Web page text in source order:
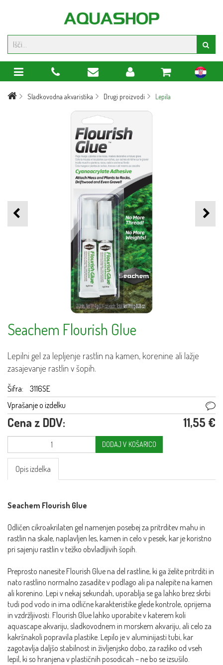
hr
Sladkovodna akvaristika Drugi proizvodi Lepila
Seachem Flourish Glue
Lepilni gel za lepljenje rastlin na kamen, korenine ali lažje
zasajevanje rastlin v šopih.
Šifra:
3116SE
Vprašanje o izdelku
Cena z DDV: 11,55 €
DODAJ V KOŠARICO
Opis izdelka
Seachem Flourish Glue
Odličen cikroakrilaten gel namenjen posebej za pritrditev mahu in
rastlin na skale, naplavljen les, kamen in celo v pesek, kar je koristno
pri sajenju rastlin v težko obvladljivih šopih.
Preprosto nanesite Flourish Glue na del rastline, ki ga želite pritrditi in
nato rastlino normalno zasadite v podlago ali pa nalepite na kamen
ali korenino. Lepi v nekaj sekundah, uporablja se ga lahko brez skrbi
tudi pod vodo in ima odlične karakteristike glede kontrole, oprijema
in vzdržljivosti. Flourish Glue lahko uporabite v katerem koli
aquascape akvariju, sladkovodnem in morskem akvariju, ali celo za
kakršnakoli popravila plastike. Lepilo je v aluminijasti tubi, kar
zagotavlja daljšo stabilnost in življenjsko dobo, za razliko od vseh
lepil, ki so hranjena v plastičnih posodicah – ne bo se izsušilo.